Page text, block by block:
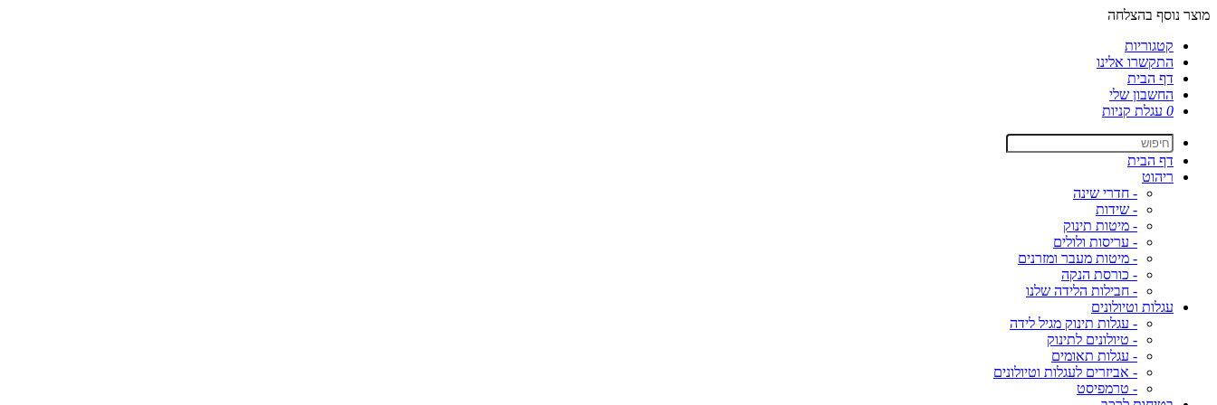
מוצר נוסף בהצלחה
קטגוריות
התקשרו אלינו
דף הבית
החשבון שלי
0 עגלת קניות
דף הבית
ריהוט
- חדרי שינה
- שידות
- מיטות תינוק
- עריסות ולולים
- מיטות מעבר ומזרנים
- כורסת הנקה
- חבילות הלידה שלנו
עגלות וטיולונים
- עגלות תינוק מגיל לידה
- טיולונים לתינוק
- עגלות תאומים
- אביזרים לעגלות וטיולונים
- טרמפיסט